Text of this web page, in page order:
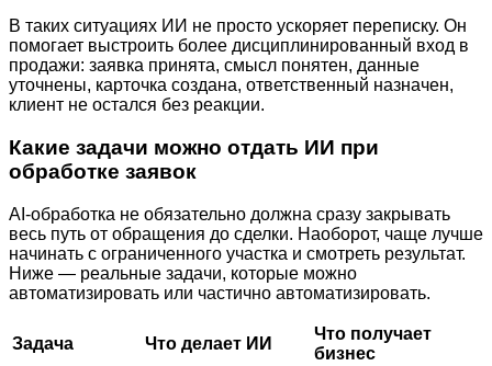
В таких ситуациях ИИ не просто ускоряет переписку. Он
помогает выстроить более дисциплинированный вход в
продажи: заявка принята, смысл понятен, данные
уточнены, карточка создана, ответственный назначен,
клиент не остался без реакции.
Какие задачи можно отдать ИИ при
обработке заявок
AI-обработка не обязательно должна сразу закрывать
весь путь от обращения до сделки. Наоборот, чаще лучше
начинать с ограниченного участка и смотреть результат.
Ниже — реальные задачи, которые можно
автоматизировать или частично автоматизировать.
Задача Что делает ИИ
Что получает
бизнес